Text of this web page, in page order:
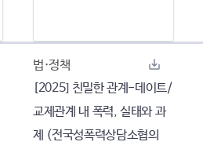
법·정책
[2025] 친밀한 관계-데이트/
교제관계 내 폭력, 실태와 과
제 (전국성폭력상담소협의